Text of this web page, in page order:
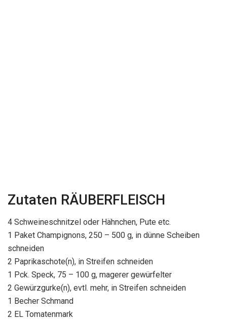
Zutaten RÄUBERFLEISCH
4 Schweineschnitzel oder Hähnchen, Pute etc.
1 Paket Champignons, 250 – 500 g, in dünne Scheiben
schneiden
2 Paprikaschote(n), in Streifen schneiden
1 Pck. Speck, 75 – 100 g, magerer gewürfelter
2 Gewürzgurke(n), evtl. mehr, in Streifen schneiden
1 Becher Schmand
2 EL Tomatenmark